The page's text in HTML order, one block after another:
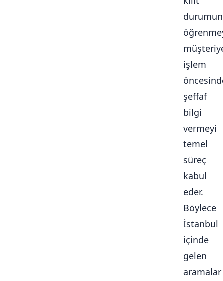
işlem
şeffaf
bilgi
vermeyi
temel
süreç
kabul
eder.
Böylece
İstanbul
içinde
gelen
aramalar